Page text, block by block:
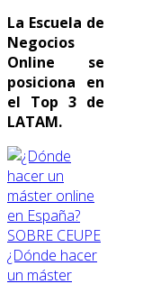
La Escuela de
Negocios
Online se
posiciona en
el Top 3 de
LATAM.
SOBRE CEUPE
¿Dónde hacer
un máster